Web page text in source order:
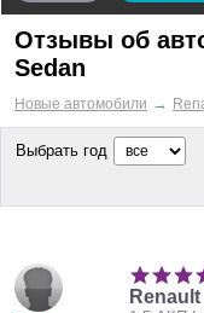
Отзывы об
Sedan
Новые автомобили →
Выбрать год